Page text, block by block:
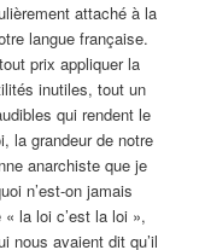
attaché à la
langue française.
prix appliquer la
inutiles, tout un
qui rendent le
la grandeur de notre
anarchiste que je
n’est-on jamais
la loi c’est la loi »,
nous avaient dit qu’il